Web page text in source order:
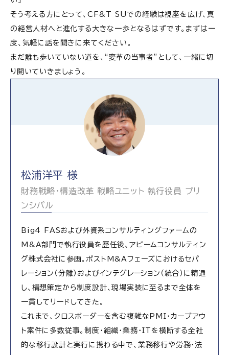
そう考える方にとって、CF&T SUでの経験は視座を広げ、真
の経営人材へと進化する大きな一歩となるはずです。まずは一
度、気軽に話を聞きに来てください。
まだ誰も歩いていない道を、“変革の当事者”として、一緒に切
り開いていきましょう。
松浦洋平 様
財務戦略・構造改革 戦略ユニット 執行役員 プリ
ンシパル
Big4 FASおよび外資系コンサルティングファームの
M&A部門で執行役員を歴任後、アビームコンサルティン
グ株式会社に参画。ポストM&Aフェーズにおけるセパ
レーション（分離）およびインテグレーション（統合）に精通
し、構想策定から制度設計、現場実装に至るまで全体を
一貫してリードしてきた。
これまで、クロスボーダーを含む複雑なPMI・カーブアウ
ト案件に多数従事。制度・組織・業務・ITを横断する全社
的な移行設計と実行に携わる中で、業務移行や労務・法